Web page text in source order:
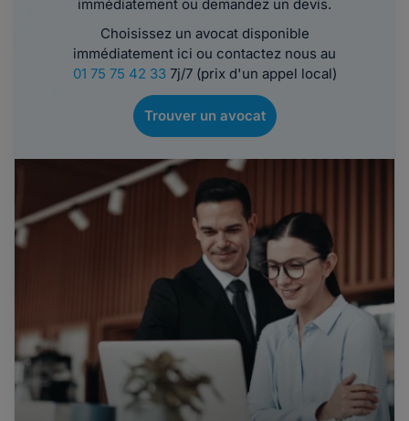
immédiatement ou demandez un devis.
Choisissez un avocat disponible
immédiatement ici ou contactez nous au
01 75 75 42 337j/7 (prix d'un appel local)
Trouver un avocat